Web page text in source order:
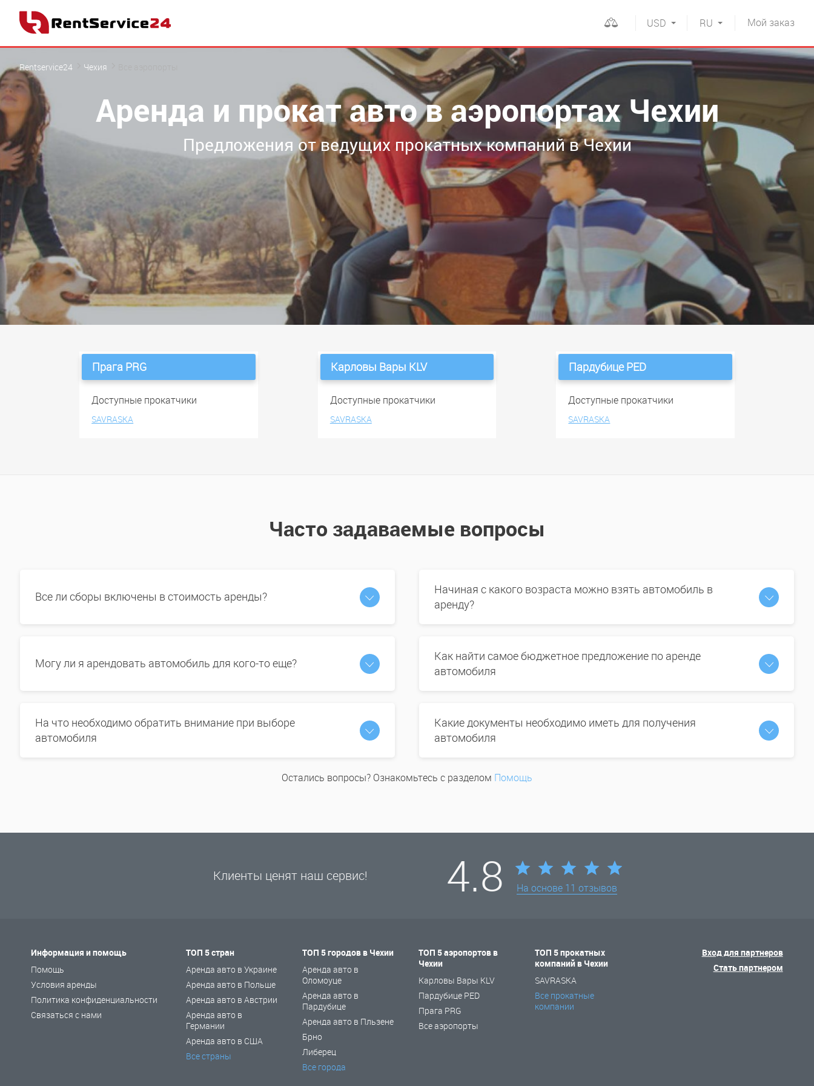
Мой заказ
RU
USD
Rentservice24 Чехия
Аренда и прокат авто в аэропортах Чехии
Предложения от ведущих прокатных компаний в Чехии
Прага PRG
Доступные прокатчики
SAVRASKA
Карловы Вары KLV
Доступные прокатчики
SAVRASKA
Пардубице PED
Доступные прокатчики
SAVRASKA
Часто задаваемые вопросы
Все ли сборы включены в стоимость аренды?
Начиная с какого возраста можно взять автомобиль в
аренду?
Могу ли я арендовать автомобиль для кого-то еще?
Как найти самое бюджетное предложение по аренде
автомобиля
На что необходимо обратить внимание при выборе
автомобиля
Какие документы необходимо иметь для получения
автомобиля
Остались вопросы? Ознакомьтесь с разделом Помощь
Клиенты ценят наш сервис! 4.8 На основе 11 отзывов
Информация и помощь
Помощь
Условия аренды
Политика конфиденциальности
Связаться с нами
ТОП 5 стран
Аренда авто в Украине
Аренда авто в Польше
Аренда авто в Австрии
Аренда авто в
Германии
Аренда авто в США
Все страны
ТОП 5 городов в Чехии
Аренда авто в
Оломоуце
Аренда авто в
Пардубице
Аренда авто в Пльзене
Брно
Либерец
Все города
ТОП 5 аэропортов в
Чехии
Карловы Вары KLV
Пардубице PED
Прага PRG
Все аэропорты
ТОП 5 прокатных
компаний в Чехии
SAVRASKA
Все прокатные
компании
Вход для партнеров
Стать партнером